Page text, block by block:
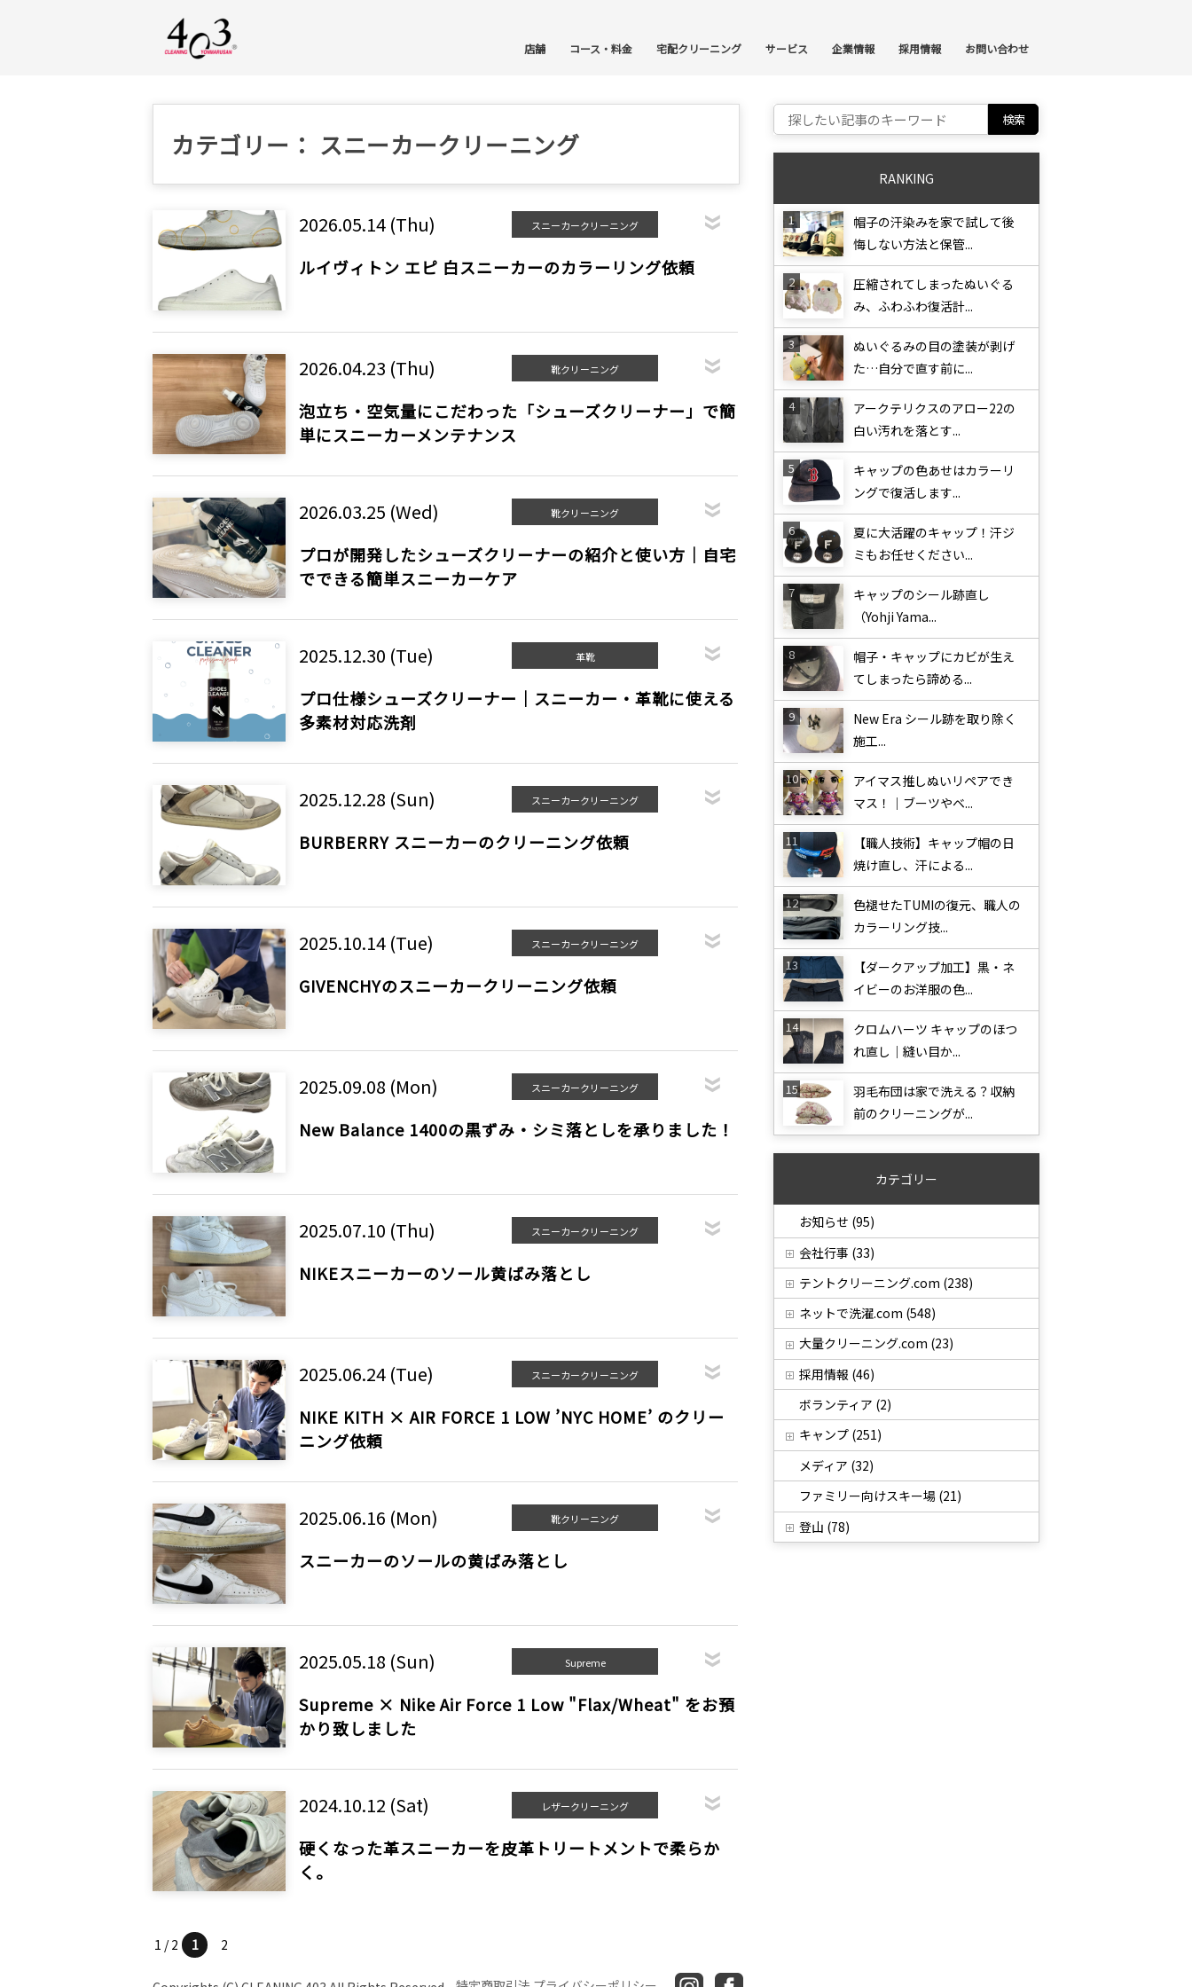
店舗 コース・料金 宅配クリーニング サービス 企業情報 採用情報 お問い合わせ
カテゴリー： スニーカークリーニング
2026.05.14 (Thu) スニーカークリーニング
ルイヴィトン エピ 白スニーカーのカラーリング依頼
2026.04.23 (Thu) 靴クリーニング
泡立ち・空気量にこだわった「シューズクリーナー」で簡
単にスニーカーメンテナンス
2026.03.25 (Wed) 靴クリーニング
プロが開発したシューズクリーナーの紹介と使い方｜自宅
でできる簡単スニーカーケア
2025.12.30 (Tue) 革靴
プロ仕様シューズクリーナー｜スニーカー・革靴に使える
多素材対応洗剤
2025.12.28 (Sun) スニーカークリーニング
BURBERRY スニーカーのクリーニング依頼
2025.10.14 (Tue) スニーカークリーニング
GIVENCHYのスニーカークリーニング依頼
2025.09.08 (Mon) スニーカークリーニング
New Balance 1400の黒ずみ・シミ落としを承りました！
2025.07.10 (Thu) スニーカークリーニング
NIKEスニーカーのソール黄ばみ落とし
2025.06.24 (Tue) スニーカークリーニング
NIKE KITH × AIR FORCE 1 LOW ’NYC HOME’ のクリー
ニング依頼
2025.06.16 (Mon) 靴クリーニング
スニーカーのソールの黄ばみ落とし
2025.05.18 (Sun) Supreme
Supreme × Nike Air Force 1 Low "Flax/Wheat" をお預
かり致しました
2024.10.12 (Sat) レザークリーニング
硬くなった革スニーカーを皮革トリートメントで柔らか
く。
1 / 2 1 2
Search for:
RANKING
帽子の汗染みを家で試して後
悔しない方法と保管...
圧縮されてしまったぬいぐる
み、ふわふわ復活計...
ぬいぐるみの目の塗装が剥げ
た…自分で直す前に...
アークテリクスのアロー22の
白い汚れを落とす...
キャップの色あせはカラーリ
ングで復活します...
夏に大活躍のキャップ！汗ジ
ミもお任せください...
キャップのシール跡直し
（Yohji Yama...
帽子・キャップにカビが生え
てしまったら諦める...
New Era シール跡を取り除く
施工...
アイマス推しぬいリペアでき
マス！｜ブーツやベ...
【職人技術】キャップ帽の日
焼け直し、汗による...
色褪せたTUMIの復元、職人の
カラーリング技...
【ダークアップ加工】黒・ネ
イビーのお洋服の色...
クロムハーツ キャップのほつ
れ直し｜縫い目か...
羽毛布団は家で洗える？収納
前のクリーニングが...
カテゴリー
お知らせ (95)
会社行事 (33)
テントクリーニング.com (238)
ネットで洗濯.com (548)
大量クリーニング.com (23)
採用情報 (46)
ボランティア (2)
キャンプ (251)
メディア (32)
ファミリー向けスキー場 (21)
登山 (78)